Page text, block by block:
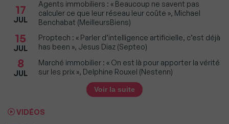
17
JUL
Agents immobiliers : « Beaucoup ne savent pas
calculer ce que leur réseau leur coûte », Michael
Benchabat (MeilleursBiens)
15
JUL
Proptech : « Parler d’intelligence artificielle, c’est déjà
has been », Jesus Diaz (Septeo)
8
JUL
Marché immobilier : « On est là pour apporter la vérité
sur les prix », Delphine Rouxel (Nestenn)
Voir la suite
VIDÉOS